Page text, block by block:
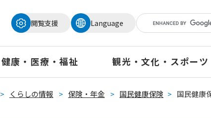
閲覧支援
Language
健康・医療・福祉 観光・文化・スポーツ
> くらしの情報 > 保険・年金 > 国民健康保険 > 国民健康